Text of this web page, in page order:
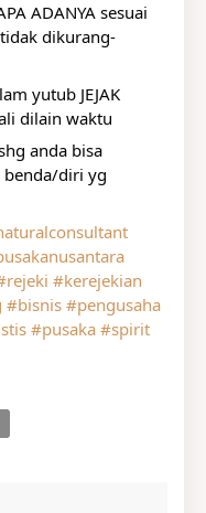
ADANYA sesuai
dikurang-
yutub JEJAK
dilain waktu
anda bisa
benda/diri yg
#kerejekian
#bisnis #pengusaha
#pusaka #spirit